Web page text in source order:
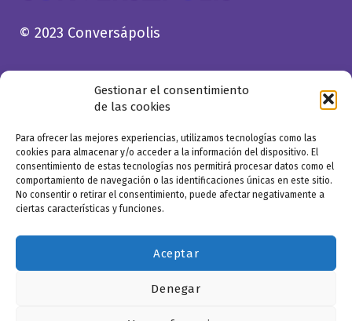
Gestionar el consentimiento
de las cookies
Para ofrecer las mejores experiencias, utilizamos tecnologías como las
cookies para almacenar y/o acceder a la información del dispositivo. El
consentimiento de estas tecnologías nos permitirá procesar datos como el
comportamiento de navegación o las identificaciones únicas en este sitio.
No consentir o retirar el consentimiento, puede afectar negativamente a
ciertas características y funciones.
Aceptar
Denegar
© 2023 Conversápolis